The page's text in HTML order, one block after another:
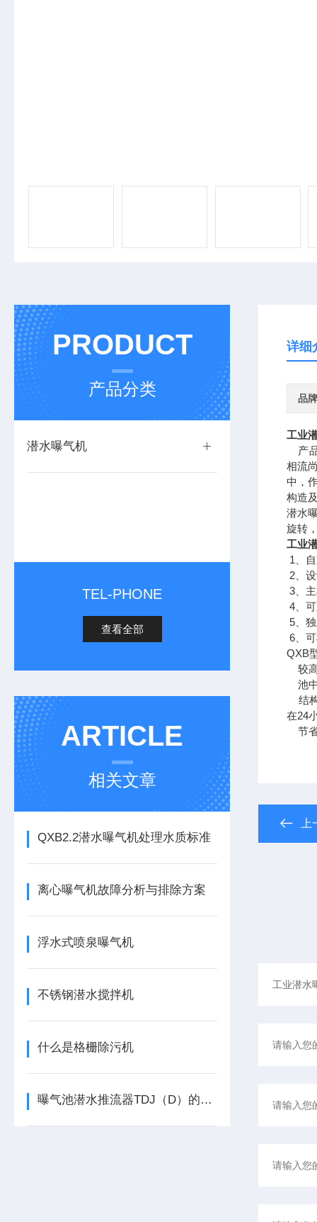
PRODUCT
产品分类
潜水曝气机
TEL-PHONE
查看全部
ARTICLE
相关文章
QXB2.2潜水曝气机处理水质标准
离心曝气机故障分析与排除方案
浮水式喷泉曝气机
不锈钢潜水搅拌机
什么是格栅除污机
曝气池潜水推流器TDJ（D）的型号意义
详细
品牌
工业
产品
相流
中，
构造
潜水
旋转
工业
1、
2、
3、
4、
5、
6、
QXB
较高
池中
结构
在24
节省